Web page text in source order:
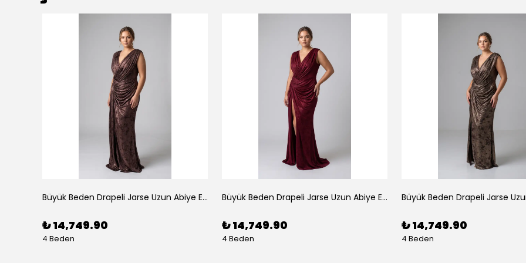
Büyük Beden Drapeli Jarse Uzun Abiye Elbise Bakır
₺ 14,749.90
4 Beden
Büyük Beden Drapeli Jarse Uzun Abiye Elbise Bordo
₺ 14,749.90
4 Beden
₺ 14,749.90
4 Beden